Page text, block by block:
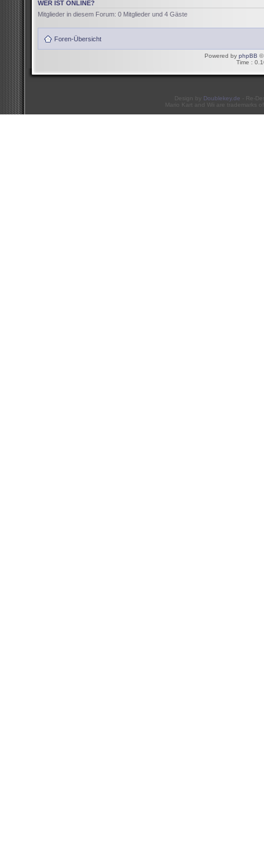
WER IST ONLINE?
Mitglieder in diesem Forum: 0 Mitglieder und 4 Gäste
Foren-Übersicht
Powered by phpBB ©
Time :
Design by Doublekey.de - Re-
Mario Kart and Wii are trademarks